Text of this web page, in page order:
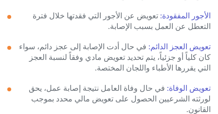
الأجور المفقودة: تعويض عن الأجور التي فقدتها خلال فترة
التعطل عن العمل بسبب الإصابة.
تعويض العجز الدائم: في حال أدت الإصابة إلى عجز دائم، سواء
كان كلياً أو جزئياً، يتم تحديد تعويض مادي وفقاً لنسبة العجز
التي يقررها الأطباء واللجان المختصة.
تعويض الوفاة: في حال وفاة العامل نتيجة إصابة عمل، يحق
لورثته الشرعيين الحصول على تعويض مالي محدد بموجب
القانون.